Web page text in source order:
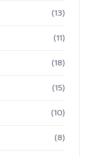
(13)
(11)
(18)
(15)
(10)
(8)